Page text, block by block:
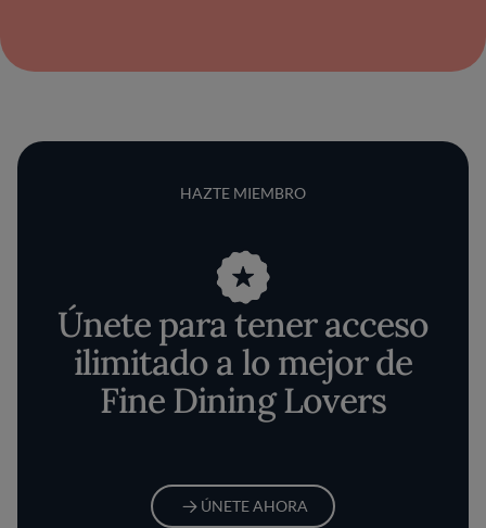
HAZTE MIEMBRO
Únete para tener acceso
ilimitado a lo mejor de
Fine Dining Lovers
ÚNETE AHORA